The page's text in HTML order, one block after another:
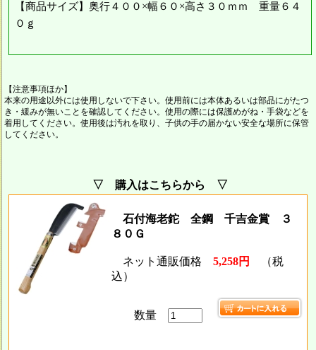
【商品サイズ】奥行４００×幅６０×高さ３０ｍｍ 重量６４
０ｇ
【注意事項ほか】
本来の用途以外には使用しないで下さい。使用前には本体あるいは部品にがたつ
き・緩みが無いことを確認してください。使用の際には保護めがね・手袋などを
着用してください。使用後は汚れを取り、子供の手の届かない安全な場所に保管
してください。
▽ 購入はこちらから ▽
石付海老鉈 全鋼 千吉金賞 ３
８０Ｇ
ネット通販価格 5,258円
（税
込）
数量